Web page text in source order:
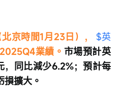
京時間1月23日）， $英
業績。 市場預計英
，同比減少6.2%；預計每
擴大。